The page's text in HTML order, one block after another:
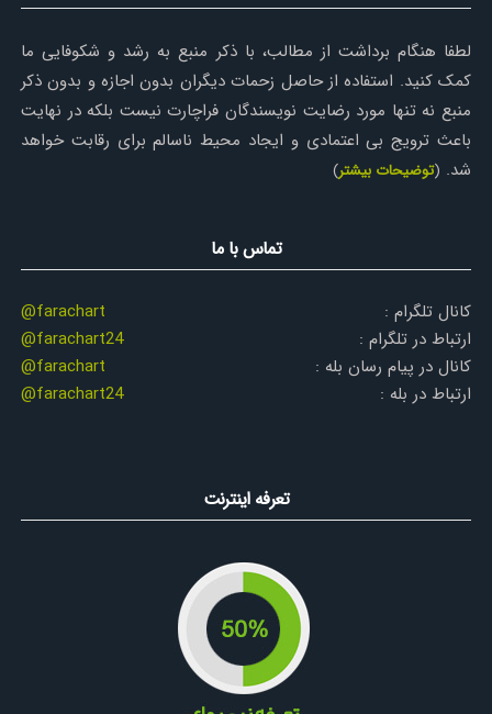
لطفا هنگام برداشت از مطالب، با ذکر منبع به رشد و شکوفایی ما
کمک کنید. استفاده از حاصل زحمات دیگران بدون اجازه و بدون ذکر
منبع نه تنها مورد رضایت نویسندگان فراچارت نیست بلکه در نهایت
باعث ترویج بی اعتمادی و ایجاد محیط ناسالم برای رقابت خواهد
شد. (توضیحات بیشتر)
تماس با ما
کانال تلگرام :
@farachart
ارتباط در تلگرام :
@farachart24
کانال در پیام رسان بله :
@farachart
ارتباط در بله :
@farachart24
تعرفه اینترنت